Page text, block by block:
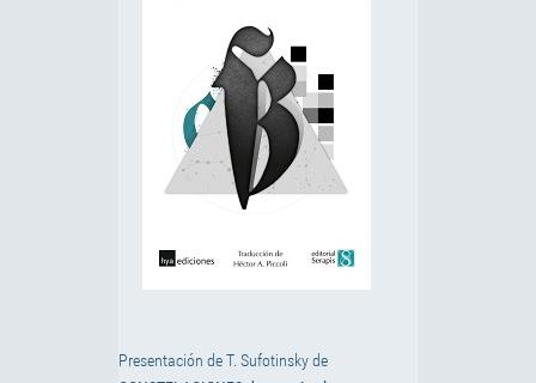
Presentación de T. Sufotinsky de